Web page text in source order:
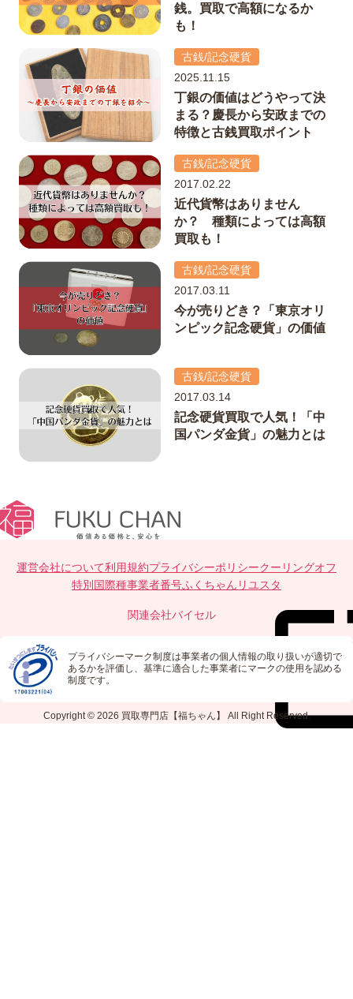
銭。買取で高額になるか
も！
古銭/記念硬貨
2025.11.15
丁銀の価値はどうやって決
まる？慶長から安政までの
特徴と古銭買取ポイント
古銭/記念硬貨
2017.02.22
近代貨幣はありません
か？ 種類によっては高額
買取も！
古銭/記念硬貨
2017.03.11
今が売りどき？「東京オリ
ンピック記念硬貨」の価値
古銭/記念硬貨
2017.03.14
記念硬貨買取で人気！「中
国パンダ金貨」の魅力とは
運営会社について利用規約プライバシーポリシークーリングオフ
特別国際種事業者番号ふくちゃんリユスタ
関連会社バイセル
プライバシーマーク制度は事業者の個人情報の取り扱いが適切で
あるかを評価し、基準に適合した事業者にマークの使用を認める
制度です。
Copyright © 2026 買取専門店【福ちゃん】 All Right Reserved.